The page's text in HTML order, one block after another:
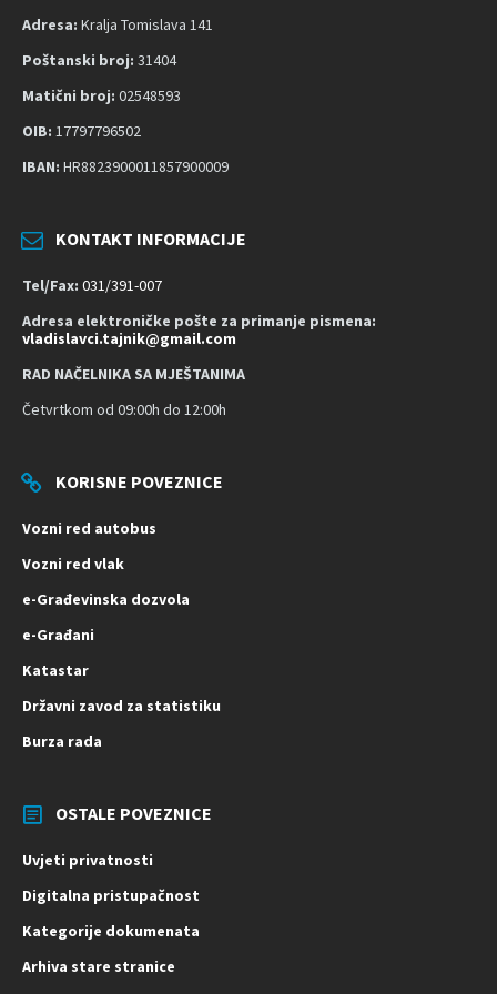
Adresa: Kralja Tomislava 141
Poštanski broj: 31404
Matični broj: 02548593
OIB: 17797796502
IBAN: HR8823900011857900009
KONTAKT INFORMACIJE
Tel/Fax: 031/391-007
Adresa elektroničke pošte za primanje pismena:
vladislavci.tajnik@gmail.com
RAD NAČELNIKA SA MJEŠTANIMA
Četvrtkom od 09:00h do 12:00h
KORISNE POVEZNICE
Vozni red autobus
Vozni red vlak
e-Građevinska dozvola
e-Građani
Katastar
Državni zavod za statistiku
Burza rada
OSTALE POVEZNICE
Uvjeti privatnosti
Digitalna pristupačnost
Kategorije dokumenata
Arhiva stare stranice